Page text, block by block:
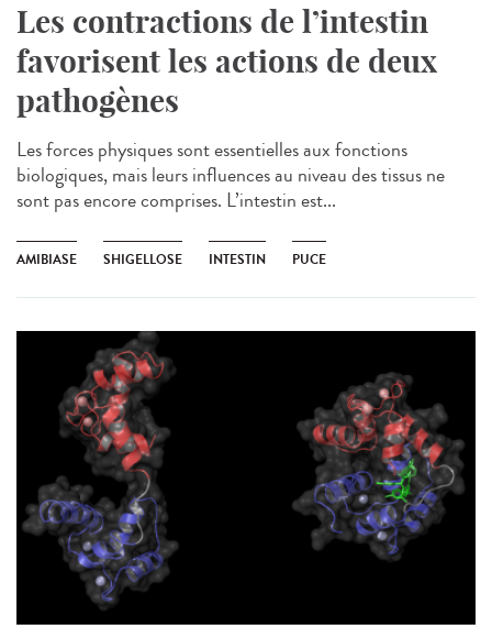
Les contractions de l’intestin
favorisent les actions de deux
pathogènes
Les forces physiques sont essentielles aux fonctions
biologiques, mais leurs influences au niveau des tissus ne
sont pas encore comprises. L’intestin est...
AMIBIASE SHIGELLOSE INTESTIN PUCE